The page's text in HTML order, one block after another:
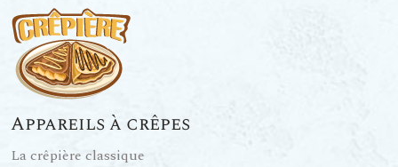
Appareils à crêpes
La crêpière classique